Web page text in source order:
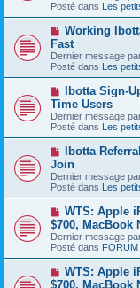
s
a
g
e
e
a
u
m
e
s
a
g
e
Posté dans Les
N
u
v
e
a
m
e
s
a
g
e
Working
Fast
Dernier message
Posté dans Les
N
u
v
e
a
m
e
s
a
g
e
Ibotta Sign-
Time Users
Dernier message
Posté dans Les
N
o
u
v
e
a
u
m
e
s
a
g
Ibotta
Join
Dernier message
Posté dans Les
N
o
u
v
e
a
u
m
WTS: Apple
$700, MacBook
Dernier message
Posté dans
N
o
WTS: Apple
$700, MacBook